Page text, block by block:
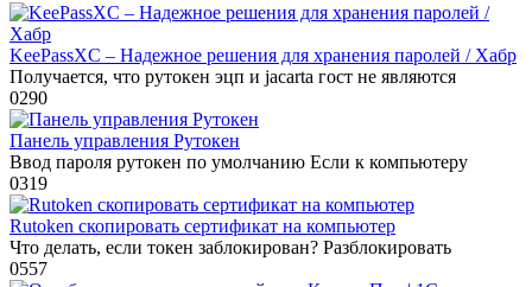
KeePassXC – Надежное решения для хранения паролей / Хабр
Получается, что рутокен эцп и jacarta гост не являются
0290
Панель управления Рутокен
Ввод пароля рутокен по умолчанию Если к компьютеру
0319
Rutoken скопировать сертификат на компьютер
Что делать, если токен заблокирован? Разблокировать
0557